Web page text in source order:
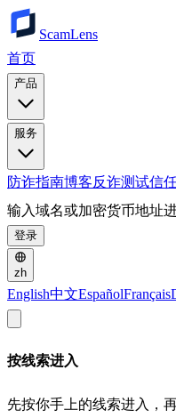
ScamLens
首页
产品
服务
防诈指南博客反诈测试信
输入域名或加密货币地址进
登录
zh
English中文EspañolFrançais
按线索进入
先按你手上的线索进入，